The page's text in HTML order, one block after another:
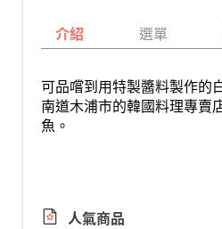
介紹 選單
可品嚐到用特製醬料製作的
南道木浦市的韓國料理專賣
魚。
人氣商品